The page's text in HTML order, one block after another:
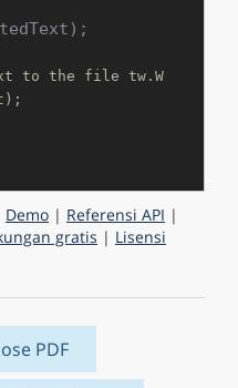
to the file tw.W
Demo | Referensi API |
gratis | Lisensi
PDF